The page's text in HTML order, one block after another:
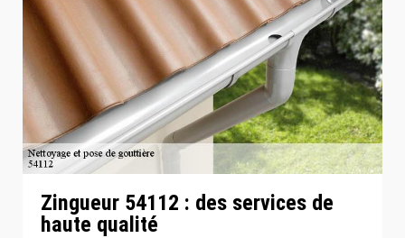
Zingueur 54112 : des services de
haute qualité